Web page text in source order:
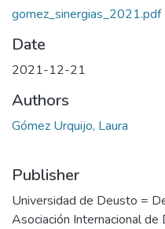
gomez_sinergias_2021.pdf
Date
2021-12-21
Authors
Gómez Urquijo, Laura
Publisher
Universidad de Deusto =
Asociación Internacional de